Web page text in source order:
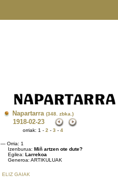
Napartarra (348. zbka.)
1918-02-23
orriak: 1 - 2 - 3 - 4
— Orria: 1
Izenburua: Miñ artzen ote dute?
Egilea: Larrekoa
Generoa: ARTIKULUAK
ELIZ GAIAK